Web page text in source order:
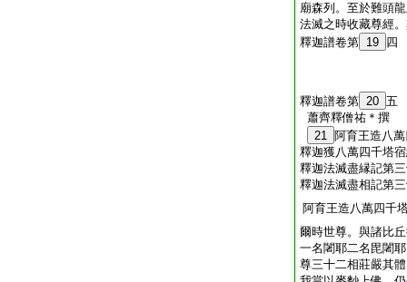
廟森列。至於難頭
法滅之時收藏尊經
釋迦譜卷第 19 四
釋迦譜卷第 20 五
蕭齊釋僧祐＊撰
21 阿育王造八
釋迦獲八萬四千塔
釋迦法滅盡縁記第
釋迦法滅盡相記第
阿育王造八萬四千
爾時世尊。與諸比
一名闍耶二名毘闍
尊三十二相莊嚴其